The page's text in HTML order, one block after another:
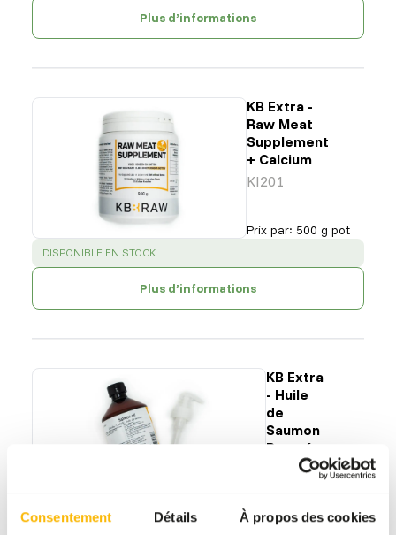
Consentement Détails À propos des cookies
Plus d’informations
KB Extra -
Raw Meat
Supplement
+ Calcium
KI201
Prix par: 500 g pot
SUCCESS:
DISPONIBLE EN STOCK
Plus d’informations
KB Extra
- Huile
de
Saumon
Pressé
Froid
Prix par:500 ml
bouteille